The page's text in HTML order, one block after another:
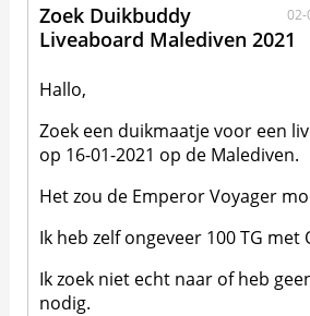
02-
Zoek Duikbuddy
Liveaboard Malediven 2021
Hallo,
Zoek een duikmaatje voor een
op 16-01-2021 op de Malediven.
Het zou de Emperor Voyager
Ik heb zelf ongeveer 100 TG met
Ik zoek niet echt naar of heb
nodig.